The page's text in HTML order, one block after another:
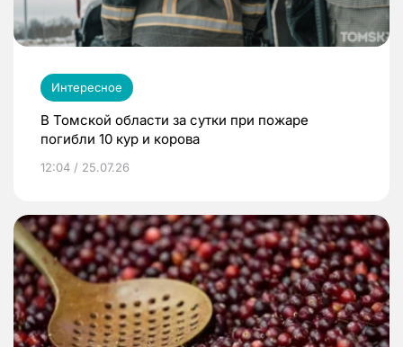
Интересное
В Томской области за сутки при пожаре
погибли 10 кур и корова
12:04 / 25.07.26